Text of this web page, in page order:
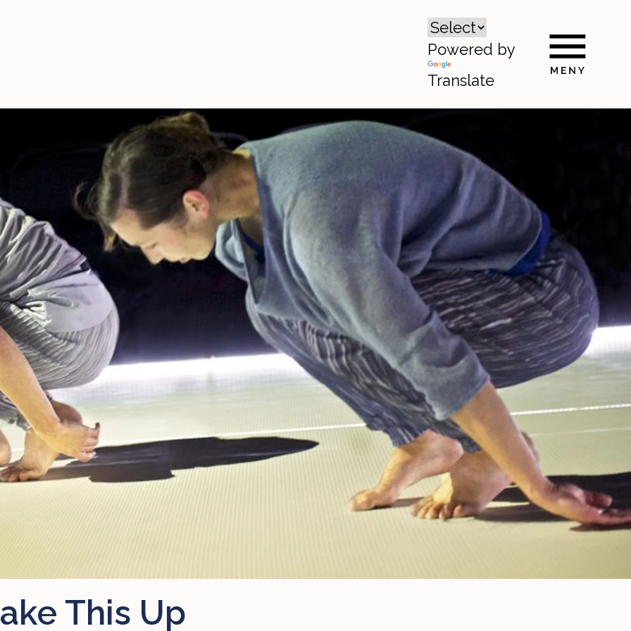
Powered by
Translate
This Up